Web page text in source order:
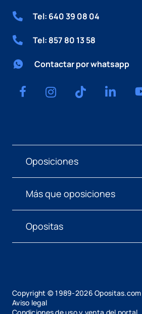
Tel: 640 39 08 04
Tel: 857 80 13 58
Contactar por whatsapp
Oposiciones
Más que oposiciones
Opositas
Copyright © 1989-2026 Opositas.com
Aviso legal
Condiciones de uso y venta del portal